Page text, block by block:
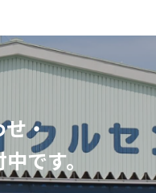
せ・
です。